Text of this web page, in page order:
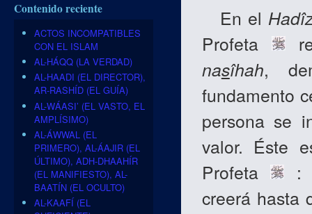
En el
Profeta
nasîhah,
fundamento
persona se
valor. Éste
Profeta
:
creerá hasta
Contenido reciente
ACTOS INCOMPATIBLES
CON EL ISLAM
AL-HÁQQ (LA VERDAD)
AL-HAADI (EL DIRECTOR),
AR-RASHÍD (EL GUÍA)
AL-WÁASI’ (EL VASTO, EL
AMPLÍSIMO)
AL-ÁWWAL (EL
PRIMERO), AL-ÁAJIR (EL
ÚLTIMO), ADH-DHAAHÍR
(EL MANIFIESTO), AL-
BAATÍN (EL OCULTO)
AL-KAAFÍ (EL